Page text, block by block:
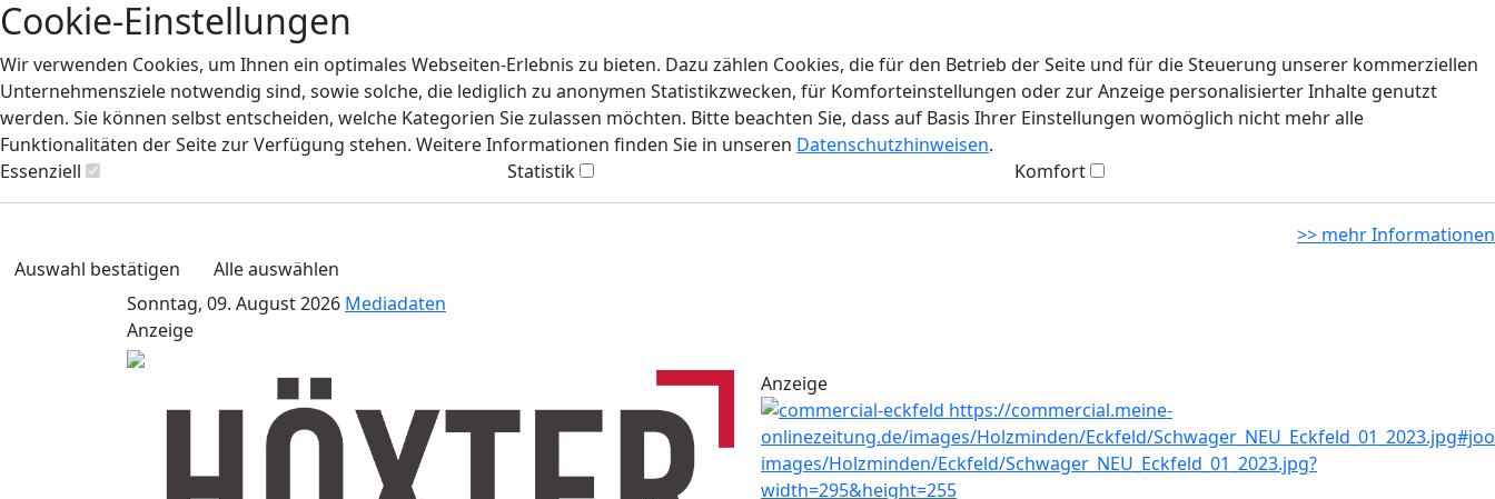
Cookie-Einstellungen
Wir verwenden Cookies, um Ihnen ein optimales Webseiten-Erlebnis zu bieten. Dazu zählen Cookies, die für den Betrieb der Seite und für die Steuerung unserer kommerziellen
Unternehmensziele notwendig sind, sowie solche, die lediglich zu anonymen Statistikzwecken, für Komforteinstellungen oder zur Anzeige personalisierter Inhalte genutzt
werden. Sie können selbst entscheiden, welche Kategorien Sie zulassen möchten. Bitte beachten Sie, dass auf Basis Ihrer Einstellungen womöglich nicht mehr alle
Funktionalitäten der Seite zur Verfügung stehen. Weitere Informationen finden Sie in unseren Datenschutzhinweisen.
Essenziell
Statistik Komfort
>> mehr Informationen
Auswahl bestätigen
Alle auswählen
Sonntag, 09. August 2026 Mediadaten
Anzeige
Anzeige